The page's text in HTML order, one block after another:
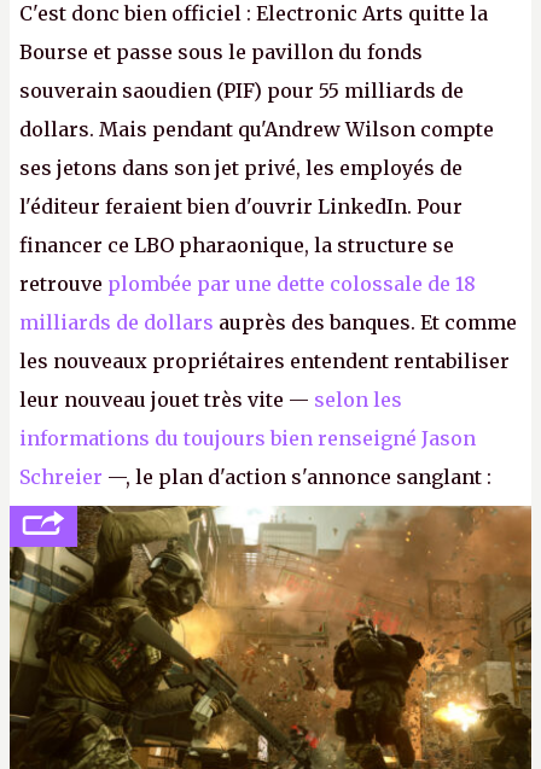
C'est donc bien officiel : Electronic Arts quitte la
Bourse et passe sous le pavillon du fonds
souverain saoudien (PIF) pour 55 milliards de
dollars. Mais pendant qu'Andrew Wilson compte
ses jetons dans son jet privé, les employés de
l'éditeur feraient bien d'ouvrir LinkedIn. Pour
financer ce LBO pharaonique, la structure se
retrouve plombée par une dette colossale de 18
milliards de dollars auprès des banques. Et comme
les nouveaux propriétaires entendent rentabiliser
leur nouveau jouet très vite — selon les
informations du toujours bien renseigné Jason
Schreier —, le plan d'action s'annonce sanglant :
réductions de coûts drastiques, fermetures de
studios et licenciements massifs. En gros, essorer
FCetBattlefield, puis virer le reste.P.